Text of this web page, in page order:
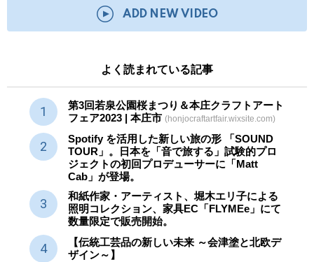
ADD NEW VIDEO
よく読まれている記事
第3回若泉公園桜まつり＆本庄クラフトアート
フェア2023 | 本庄市 (honjocraftartfair.wixsite.com)
Spotify を活用した新しい旅の形 「SOUND
TOUR」。日本を「音で旅する」試験的プロ
ジェクトの初回プロデューサーに「Matt
Cab」が登場。
和紙作家・アーティスト、堀木エリ子による
照明コレクション、家具EC「FLYMEe」にて
数量限定で販売開始。
【伝統工芸品の新しい未来 ～会津塗と北欧デ
ザイン～】